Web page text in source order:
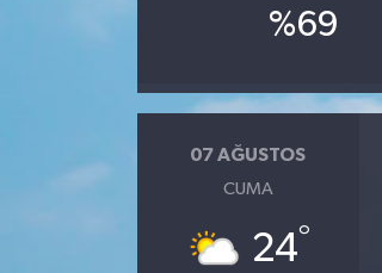
%69
07 AĞUSTOS
CUMA
24°